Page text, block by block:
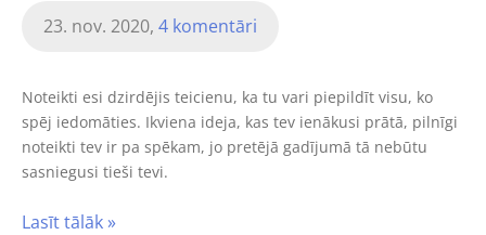
23. nov. 2020, 4 komentāri
Noteikti esi dzirdējis teicienu, ka tu vari piepildīt visu, ko
spēj iedomāties. Ikviena ideja, kas tev ienākusi prātā, pilnīgi
noteikti tev ir pa spēkam, jo pretējā gadījumā tā nebūtu
sasniegusi tieši tevi.
Lasīt tālāk »